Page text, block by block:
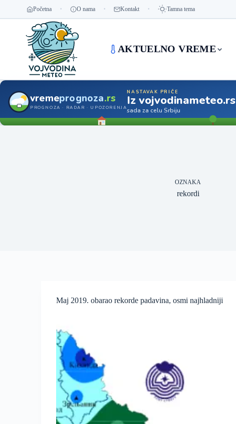
Početna O nama Kontakt Tamna tema
AKTUELNO VREME
vremeprognoza.rs
PROGNOZA · RADAR · UPOZORENJA
NASTAVAK PRIČE
Iz vojvodinameteo.rs
sada za celu Srbiju
OZNAKA
rekordi
Maj 2019. obarao rekorde padavina, osmi najhladniji